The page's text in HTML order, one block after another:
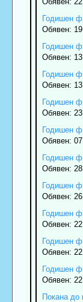
Годишен
Обявен:
Годишен
Обявен:
Годишен
Обявен:
Годишен
Обявен:
Годишен
Обявен:
Годишен
Обявен:
Годишен
Обявен:
Годишен
Обявен:
Годишен
Обявен:
Годишен
Обявен:
Покана до